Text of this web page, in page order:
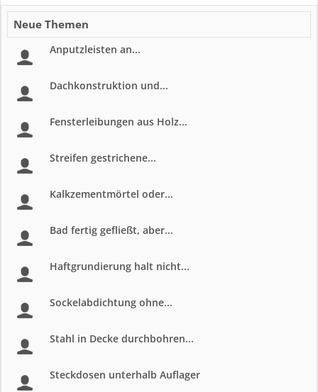
Neue Themen
Anputzleisten an...
Dachkonstruktion und...
Fensterleibungen aus Holz...
Streifen gestrichene...
Kalkzementmörtel oder...
Bad fertig gefließt, aber...
Haftgrundierung halt nicht...
Sockelabdichtung ohne...
Stahl in Decke durchbohren...
Steckdosen unterhalb Auflager